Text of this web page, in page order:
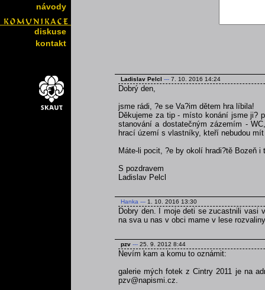
návody
diskuse
kontakt
Ladislav Pelcl --- 7. 10. 2016 14:24
Dobrý den,
jsme rádi, ?e se Va?im dětem hra líbila!
Děkujeme za tip - místo konání jsme ji?
stanování a dostatečným zázemím -
hrací území s vlastníky, kteří nebudou
Máte-li pocit, ?e by okolí hradi?tě Bozeň
S pozdravem
Ladislav Pelcl
Hanka --- 1. 10. 2016 13:30
Dobry den. I moje deti se zucastnili vasi
na sva u nas v obci mame v lese
pzv --- 25. 9. 2012 8:44
Nevím kam a komu to oznámit:
galerie mých fotek z Cintry 2011 je na
pzv@napismi.cz.